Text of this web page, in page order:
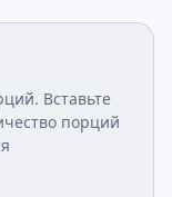
Вставьте
порций